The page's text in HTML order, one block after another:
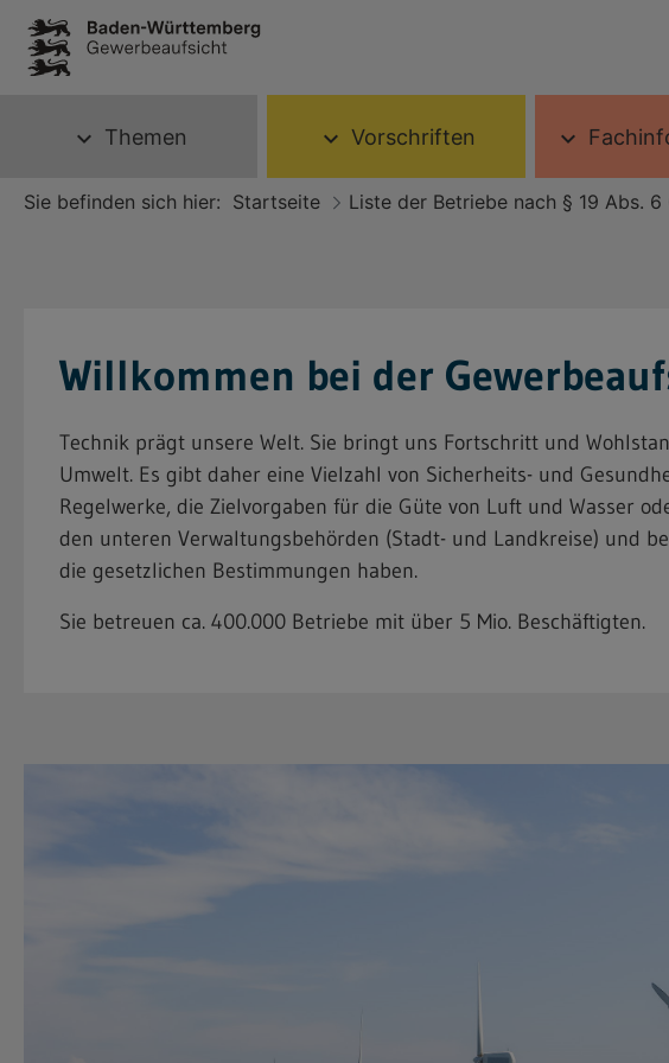
expand_more Themen expand_more Vorschriften expand_more
Sie befinden sich hier: Startseite Liste der Betriebe nach § 19 Abs.
Willkommen bei der
Technik prägt unsere Welt. Sie bringt uns Fortschritt und
Umwelt. Es gibt daher eine Vielzahl von Sicherheits- und
Regelwerke, die Zielvorgaben für die Güte von Luft und Wasser
den unteren Verwaltungsbehörden (Stadt- und Landkreise) und
die gesetzlichen Bestimmungen haben.
Sie betreuen ca. 400.000 Betriebe mit über 5 Mio. Beschäftigten.